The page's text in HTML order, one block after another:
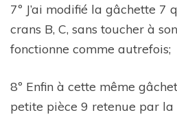
7º J’ai modifié la gâchette 7
crans B, C, sans toucher à
fonctionne comme autrefois;
8º Enfin à cette même
petite pièce 9 retenue par